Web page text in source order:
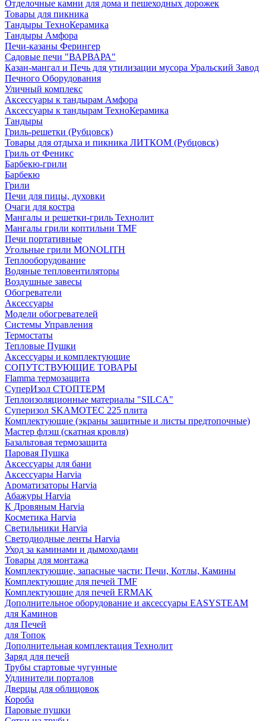
Отделочные камни для дома и пешеходных дорожек
Товары для пикника
Тандыры ТехноКерамика
Тандыры Амфора
Печи-казаны Ферингер
Садовые печи "ВАРВАРА"
Казан-мангал и Печь для утилизации мусора Уральский Завод
Печного Оборудования
Уличный комплекс
Аксессуары к тандырам Амфора
Аксессуары к тандырам ТехноКерамика
Тандыры
Гриль-решетки (Рубцовск)
Товары для отдыха и пикника ЛИТКОМ (Рубцовск)
Гриль от Феникс
Барбекю-грили
Барбекю
Грили
Печи для пицы, духовки
Очаги для костра
Мангалы и решетки-гриль Технолит
Мангалы грили коптильни TMF
Печи портативные
Угольные грили MONOLITH
Теплооборудование
Водяные тепловентиляторы
Воздушные завесы
Обогреватели
Аксессуары
Модели обогревателей
Системы Управления
Термостаты
Тепловые Пушки
Аксессуары и комплектующие
СОПУТСТВУЮЩИЕ ТОВАРЫ
Flamma термозащита
СуперИзол СТОПТЕРМ
Теплоизоляционные материалы "SILCA"
Суперизол SKAMOTEC 225 плита
Комплектующие (экраны защитные и листы предтопочные)
Мастер флэш (скатная кровля)
Базальтовая термозащита
Паровая Пушка
Аксессуары для бани
Аксессуары Harvia
Ароматизаторы Harvia
Абажуры Harvia
К Дровяным Harvia
Косметика Harvia
Светильники Harvia
Светодиодные ленты Harvia
Уход за каминами и дымоходами
Товары для монтажа
Комплектующие, запасные части: Печи, Котлы, Камины
Комплектующие для печей TMF
Комплектующие для печей ERMAK
Дополнительное оборудование и аксессуары EASYSTEAM
для Каминов
для Печей
для Топок
Дополнительная комплектация Технолит
Заряд для печей
Трубы стартовые чугунные
Удлинители порталов
Дверцы для облицовок
Короба
Паровые пушки